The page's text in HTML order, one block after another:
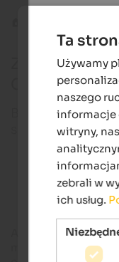
Zabawa w
Candido
Basen
sport i zabawę,
Acquafun to
mieszkańców i gości
Ta
Używamy
naszego
informacje
witryny,
zebrali w
ich usług.